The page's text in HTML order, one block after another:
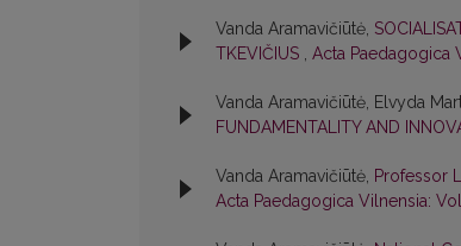
Vanda Aramavičiūtė,
TKEVIČIUS , Acta Paedagogica
Vanda Aramavičiūtė, Elvyda
FUNDAMENTALITY AND
Vanda Aramavičiūtė, Professor
Acta Paedagogica Vilnensia: